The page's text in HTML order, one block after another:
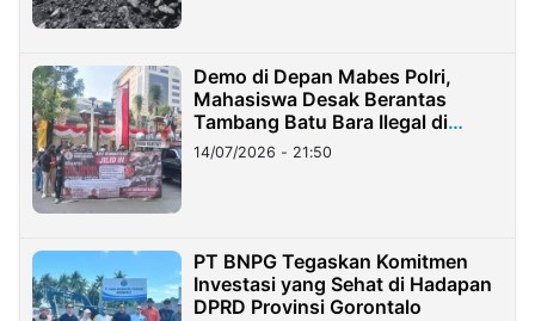
Demo di Depan Mabes Polri,
Mahasiswa Desak Berantas
Tambang Batu Bara Ilegal di
Lampung
14/07/2026 - 21:50
PT BNPG Tegaskan Komitmen
Investasi yang Sehat di Hadapan
DPRD Provinsi Gorontalo